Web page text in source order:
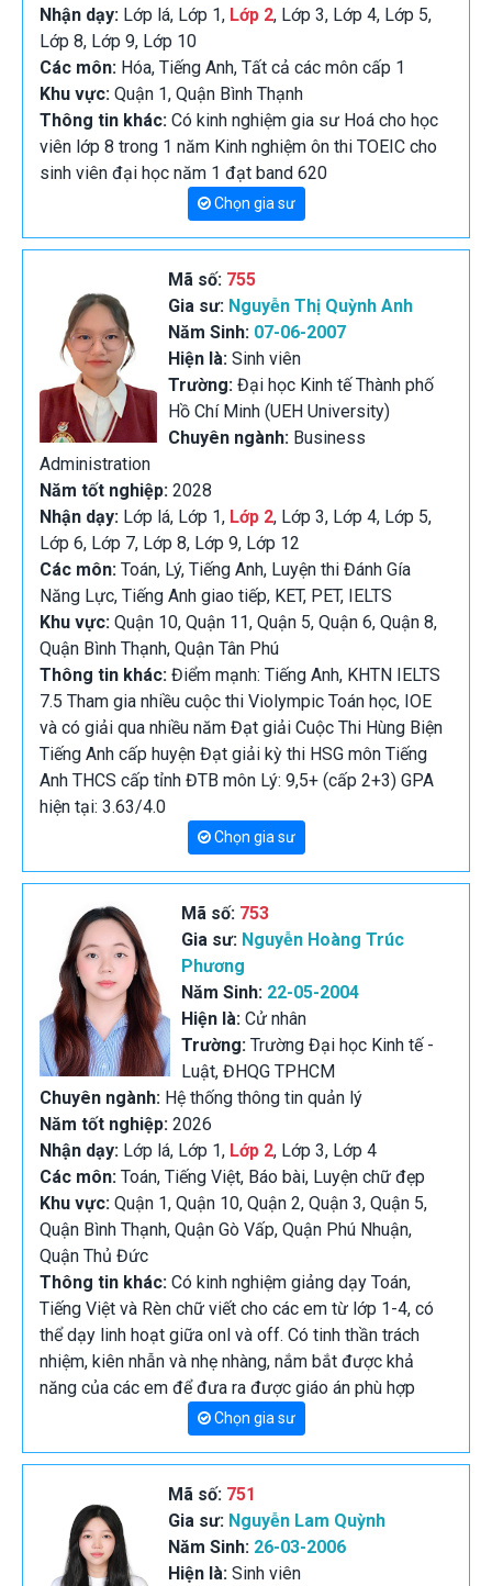
Nhận dạy: Lớp lá, Lớp 1, Lớp 2, Lớp 3, Lớp 4, Lớp 5,
Lớp 8, Lớp 9, Lớp 10
Các môn: Hóa, Tiếng Anh, Tất cả các môn cấp 1
Khu vực: Quận 1, Quận Bình Thạnh
Thông tin khác: Có kinh nghiệm gia sư Hoá cho học
viên lớp 8 trong 1 năm Kinh nghiệm ôn thi TOEIC cho
sinh viên đại học năm 1 đạt band 620
Chọn gia sư
Mã số: 755
Gia sư: Nguyễn Thị Quỳnh Anh
Năm Sinh: 07-06-2007
Hiện là: Sinh viên
Trường: Đại học Kinh tế Thành phố
Hồ Chí Minh (UEH University)
Chuyên ngành: Business
Administration
Năm tốt nghiệp: 2028
Nhận dạy: Lớp lá, Lớp 1, Lớp 2, Lớp 3, Lớp 4, Lớp 5,
Lớp 6, Lớp 7, Lớp 8, Lớp 9, Lớp 12
Các môn: Toán, Lý, Tiếng Anh, Luyện thi Đánh Gía
Năng Lực, Tiếng Anh giao tiếp, KET, PET, IELTS
Khu vực: Quận 10, Quận 11, Quận 5, Quận 6, Quận 8,
Quận Bình Thạnh, Quận Tân Phú
Thông tin khác: Điểm mạnh: Tiếng Anh, KHTN IELTS
7.5 Tham gia nhiều cuộc thi Violympic Toán học, IOE
và có giải qua nhiều năm Đạt giải Cuộc Thi Hùng Biện
Tiếng Anh cấp huyện Đạt giải kỳ thi HSG môn Tiếng
Anh THCS cấp tỉnh ĐTB môn Lý: 9,5+ (cấp 2+3) GPA
hiện tại: 3.63/4.0
Chọn gia sư
Mã số: 753
Gia sư: Nguyễn Hoàng Trúc
Phương
Năm Sinh: 22-05-2004
Hiện là:Cử nhân
Trường:Trường Đại học Kinh tế -
Luật, ĐHQG TPHCM
Chuyên ngành: Hệ thống thông tin quản lý
Năm tốt nghiệp: 2026
Nhận dạy: Lớp lá, Lớp 1, Lớp 2, Lớp 3, Lớp 4
Các môn: Toán, Tiếng Việt, Báo bài, Luyện chữ đẹp
Khu vực: Quận 1, Quận 10, Quận 2, Quận 3, Quận 5,
Quận Bình Thạnh, Quận Gò Vấp, Quận Phú Nhuận,
Quận Thủ Đức
Thông tin khác: Có kinh nghiệm giảng dạy Toán,
Tiếng Việt và Rèn chữ viết cho các em từ lớp 1-4, có
thể dạy linh hoạt giữa onl và off. Có tinh thần trách
nhiệm, kiên nhẫn và nhẹ nhàng, nắm bắt được khả
năng của các em để đưa ra được giáo án phù hợp
Chọn gia sư
Mã số: 751
Gia sư: Nguyễn Lam Quỳnh
Năm Sinh: 26-03-2006
Hiện là: Sinh viên